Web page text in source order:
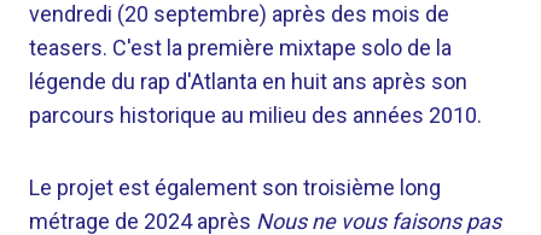
vendredi (20 septembre) après des mois de
teasers. C'est la première mixtape solo de la
légende du rap d'Atlanta en huit ans après son
parcours historique au milieu des années 2010.
Le projet est également son troisième long
métrage de 2024 après Nous ne vous faisons pas